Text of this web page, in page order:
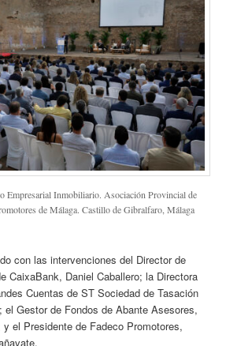
Empresarial Inmobiliario. Asociación Provincial de
de Málaga. Castillo de Gibralfaro, Málaga
con las intervenciones del Director de
CaixaBank, Daniel Caballero; la Directora
Cuentas de ST Sociedad de Tasación
el Gestor de Fondos de Abante Asesores,
el Presidente de Fadeco Promotores,